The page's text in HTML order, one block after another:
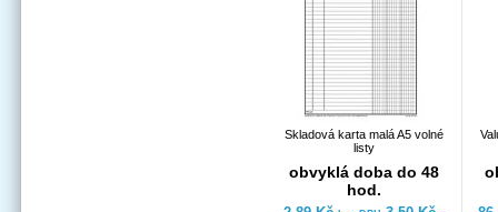
Skladová karta malá A5 volné
listy
obvyklá doba do 48
hod.